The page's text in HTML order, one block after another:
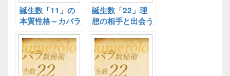
誕生数「11」の
本質性格～カバラ
数秘術～
誕生数「22」理
想の相手と出会う
には～カバラ数秘
術～